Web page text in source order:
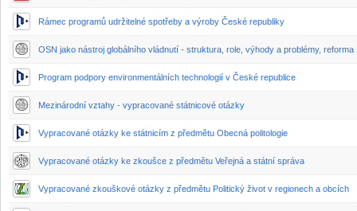
Rámec programů udržitelné spotřeby a výroby České republiky
OSN jako nástroj globálního vládnutí - struktura, role, výhody a problémy, reforma
Program podpory environmentálních technologií v České republice
Mezinárodní vztahy - vypracované státnicové otázky
Vypracované otázky ke státnicím z předmětu Obecná politologie
Vypracované otázky ke zkoušce z předmětu Veřejná a státní správa
Vypracované zkouškové otázky z předmětu Politický život v regionech a obcích